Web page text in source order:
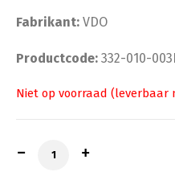
Fabrikant: VDO
Productcode: 332-010-
Voltmeter 8-16V 52mm